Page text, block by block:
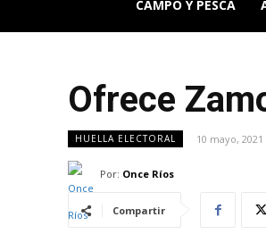
CAMPO Y PESCA
Ofrece
HUELLA ELECTORAL 10 mayo, 2021
Por: Once Ríos
Compartir